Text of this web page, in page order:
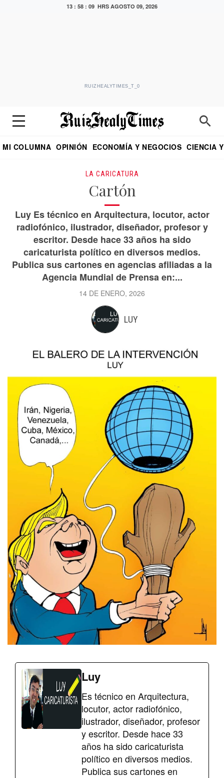
13 : 58 : 10 HRS AGOSTO 09, 2026
RUIZHEALYTIMES_T_0
MI COLUMNA OPINIÓN ECONOMÍA Y NEGOCIOS CIENCIA
LA CARICATURA
Cartón
Luy Es técnico en Arquitectura, locutor, actor
radiofónico, ilustrador, diseñador, profesor y
escritor. Desde hace 33 años ha sido
caricaturista político en diversos medios.
Publica sus cartones en agencias afiliadas a la
Agencia Mundial de Prensa en:...
14 DE ENERO, 2026
LUY
Luy
Es técnico en Arquitectura,
locutor, actor radiofónico,
ilustrador, diseñador, profesor
y escritor. Desde hace 33
años ha sido caricaturista
político en diversos medios.
Publica sus cartones en